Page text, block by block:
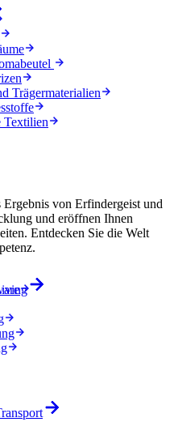
Trägermaterialien
Textilien
von Erfindergeist und
und eröffnen Ihnen
Entdecken Sie die Welt